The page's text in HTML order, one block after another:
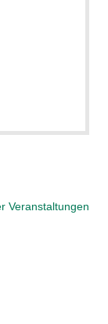
Veranstaltungen